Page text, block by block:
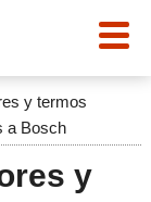
y termos
a Bosch
y